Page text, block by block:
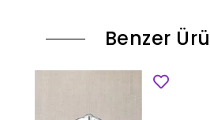
Benzer